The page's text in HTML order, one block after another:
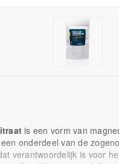
is een vorm van
onderdeel van de
verantwoordelijk is voor